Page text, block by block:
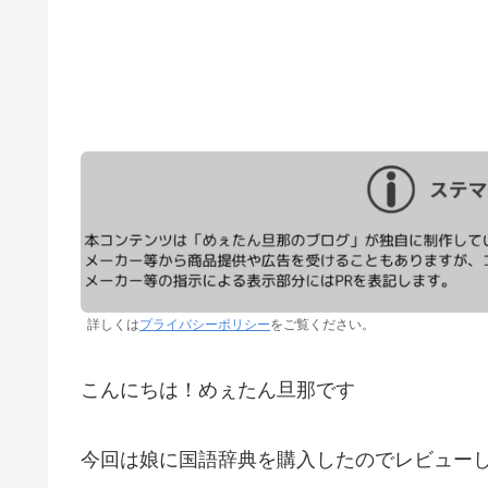
詳しくはプライバシーポリシーをご覧ください。
こんにちは！めぇたん旦那です
今回は娘に国語辞典を購入したのでレビュー